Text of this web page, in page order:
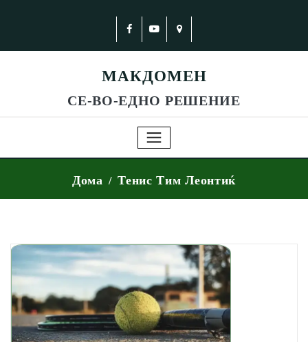
МАКДОМЕН
СЕ-ВО-ЕДНО РЕШЕНИЕ
Дома Тенис Тим Леонтиќ